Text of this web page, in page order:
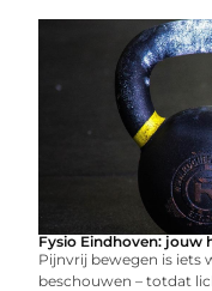
Fysio Eindhoven: jouw
Pijnvrij bewegen is iets
beschouwen – totdat